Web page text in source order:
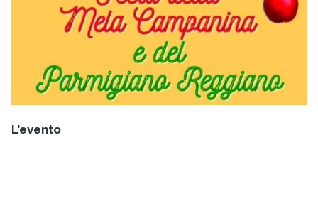
L'evento